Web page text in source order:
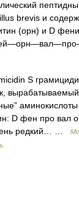
brevis и
(орн) и D
S
D фен про вал
редкий… …